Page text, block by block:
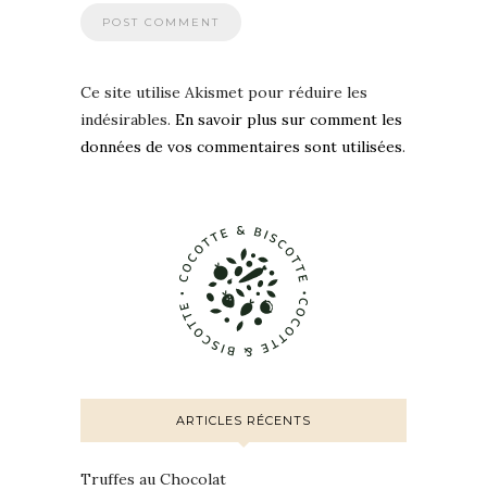
Ce site utilise Akismet pour réduire les
indésirables. En savoir plus sur comment les
données de vos commentaires sont utilisées.
ARTICLES RÉCENTS
Truffes au Chocolat